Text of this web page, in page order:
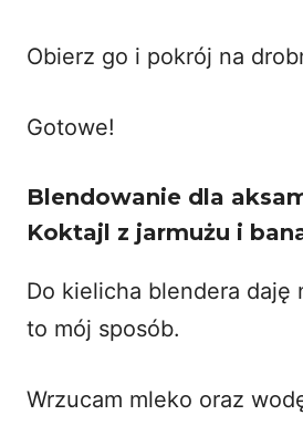
Obierz go i pokrój na
Gotowe!
Blendowanie dla
Koktajl z jarmużu i
Do kielicha blendera daję
to mój sposób.
Wrzucam mleko oraz